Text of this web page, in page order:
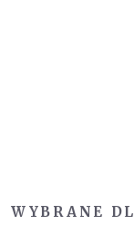
WYBRANE